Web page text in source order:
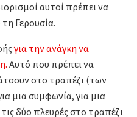
αυτοί πρέπει να
Γερουσία.
για την ανάγκη να
Αυτό που πρέπει να
στο τραπέζι (των
μια συμφωνία, για μια
δύο πλευρές στο τραπέζι